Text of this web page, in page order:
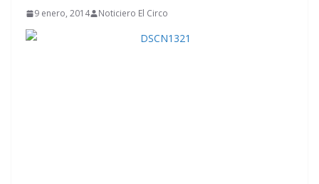
9 enero, 2014 Noticiero El Circo